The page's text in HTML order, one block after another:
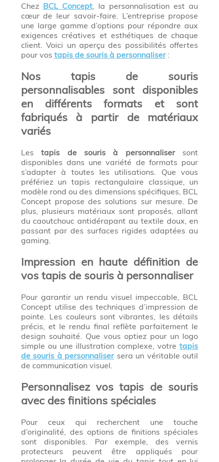
Chez BCL Concept, la personnalisation est au
cœur de leur savoir-faire. L’entreprise propose
une large gamme d’options pour répondre aux
exigences créatives et esthétiques de chaque
client. Voici un aperçu des possibilités offertes
pour vos tapis de souris à personnaliser:
Nos tapis de souris
personnalisables sont disponibles
en différents formats et sont
fabriqués à partir de matériaux
variés
Lestapis de souris à personnalisersont
disponibles dans une variété de formats pour
s’adapter à toutes les utilisations. Que vous
préfériez un tapis rectangulaire classique, un
modèle rond ou des dimensions spécifiques, BCL
Concept propose des solutions sur mesure. De
plus, plusieurs matériaux sont proposés, allant
du caoutchouc antidérapant au textile doux, en
passant par des surfaces rigides adaptées au
gaming.
Impression en haute définition de
vos tapis de souris à personnaliser
Pour garantir un rendu visuel impeccable, BCL
Concept utilise des techniques d’impression de
pointe. Les couleurs sont vibrantes, les détails
précis, et le rendu final reflète parfaitement le
design souhaité. Que vous optiez pour un logo
simple ou une illustration complexe, votretapis
de souris à personnalisersera un véritable outil
de communication visuel.
Personnalisez vos tapis de souris
avec des finitions spéciales
Pour ceux qui recherchent une touche
d’originalité, des options de finitions spéciales
sont disponibles. Par exemple, des vernis
protecteurs peuvent être appliqués pour